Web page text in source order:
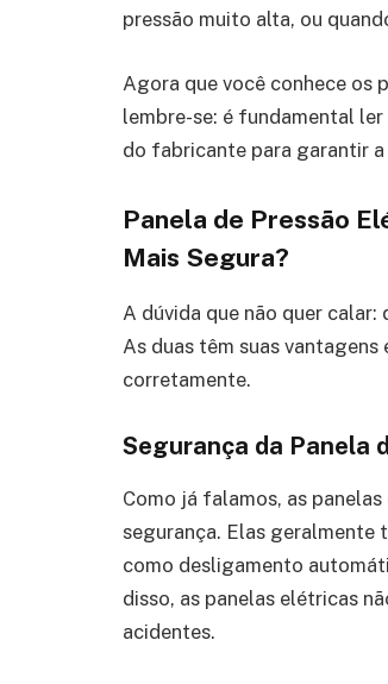
pressão muito alta, ou
Agora que você conhece os
lembre-se: é fundamental
do fabricante para garantir
Panela de Pressão
Mais Segura?
A dúvida que não quer
As duas têm suas vantagens
corretamente.
Segurança da Panela
Como já falamos, as
segurança. Elas geralmente
como desligamento
disso, as panelas elétricas
acidentes.